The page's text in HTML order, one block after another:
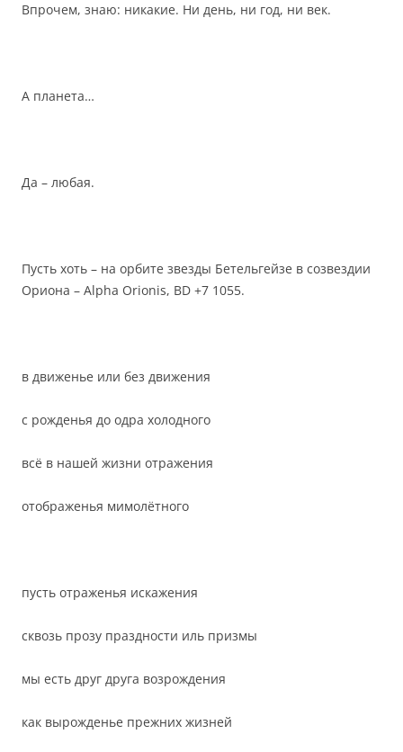
Впрочем, знаю: никакие. Ни день, ни год, ни век.
А планета…
Да – любая.
Пусть хоть – на орбите звезды Бетельгейзе в созвездии
Ориона – Alpha Orionis, BD +7 1055.
в движенье или без движения
с рожденья до одра холодного
всё в нашей жизни отражения
отображенья мимолётного
пусть отраженья искажения
сквозь прозу праздности иль призмы
мы есть друг друга возрождения
как вырожденье прежних жизней